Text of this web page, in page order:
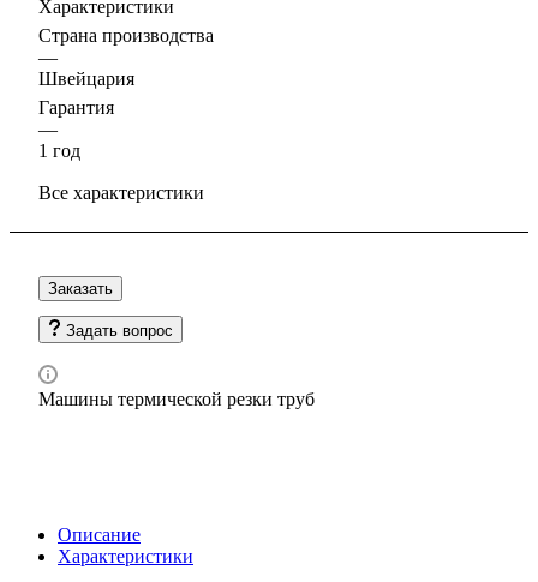
Характеристики
Страна производства
—
Швейцария
Гарантия
—
1 год
Все характеристики
Заказать
Задать вопрос
Машины термической резки труб
Описание
Характеристики